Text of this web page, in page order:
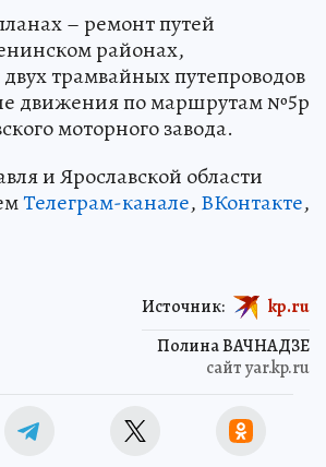
– ремонт путей
районах,
трамвайных путепроводов
движения по маршрутам №5р
моторного завода.
и Ярославской области
Телеграм-канале, ВКонтакте,
Полина ВАЧНАДЗЕ
сайт yar.kp.ru
Источник: kp.ru